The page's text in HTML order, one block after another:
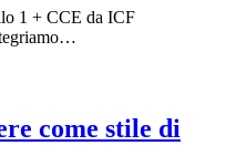
1 + CCE da ICF
come stile di